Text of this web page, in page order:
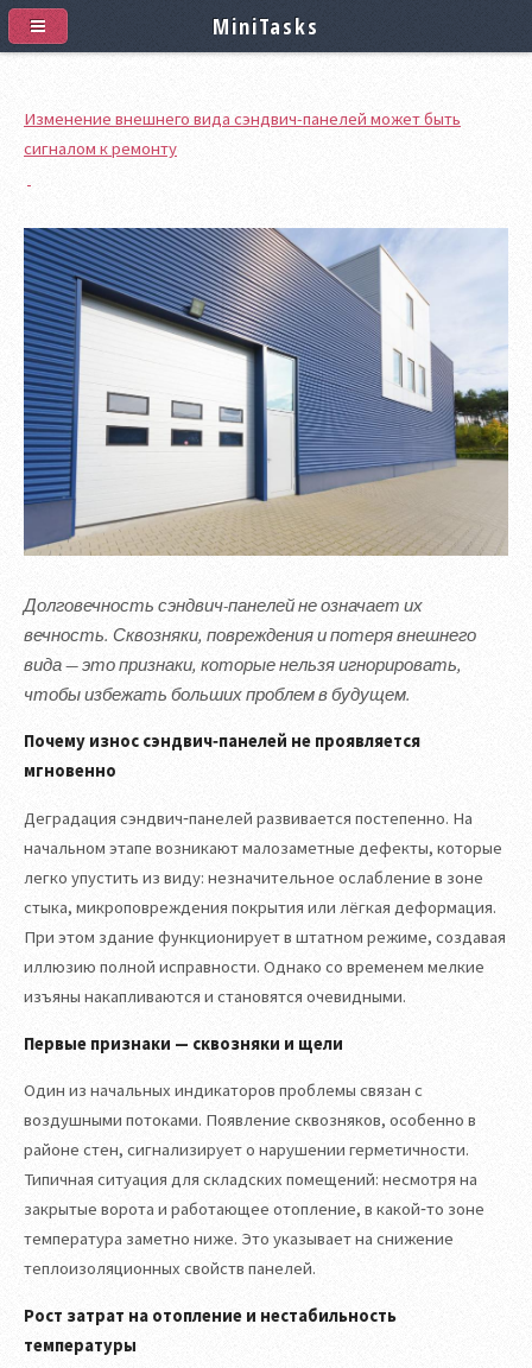
Изменение внешнего вида сэндвич-панелей может быть
сигналом к ремонту
Долговечность сэндвич-панелей не означает их
вечность. Сквозняки, повреждения и потеря внешнего
вида — это признаки, которые нельзя игнорировать,
чтобы избежать больших проблем в будущем.
Почему износ сэндвич‑панелей не проявляется
мгновенно
Деградация сэндвич‑панелей развивается постепенно. На
начальном этапе возникают малозаметные дефекты, которые
легко упустить из виду: незначительное ослабление в зоне
стыка, микроповреждения покрытия или лёгкая деформация.
При этом здание функционирует в штатном режиме, создавая
иллюзию полной исправности. Однако со временем мелкие
изъяны накапливаются и становятся очевидными.
Первые признаки — сквозняки и щели
Один из начальных индикаторов проблемы связан с
воздушными потоками. Появление сквозняков, особенно в
районе стен, сигнализирует о нарушении герметичности.
Типичная ситуация для складских помещений: несмотря на
закрытые ворота и работающее отопление, в какой‑то зоне
температура заметно ниже. Это указывает на снижение
теплоизоляционных свойств панелей.
Рост затрат на отопление и нестабильность
температуры
MiniTasks